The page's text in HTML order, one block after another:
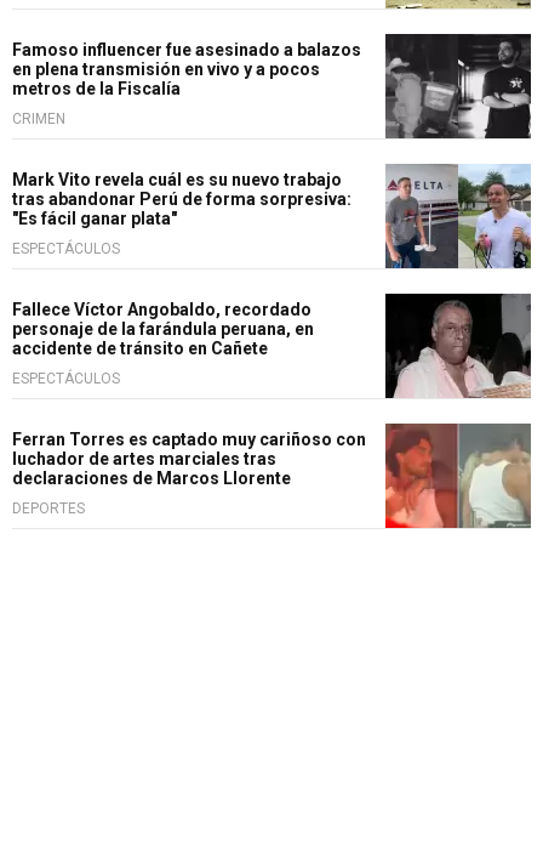
Famoso influencer fue asesinado a balazos
en plena transmisión en vivo y a pocos
metros de la Fiscalía
CRIMEN
Mark Vito revela cuál es su nuevo trabajo
tras abandonar Perú de forma sorpresiva:
"Es fácil ganar plata"
ESPECTÁCULOS
Fallece Víctor Angobaldo, recordado
personaje de la farándula peruana, en
accidente de tránsito en Cañete
ESPECTÁCULOS
Ferran Torres es captado muy cariñoso con
luchador de artes marciales tras
declaraciones de Marcos Llorente
DEPORTES